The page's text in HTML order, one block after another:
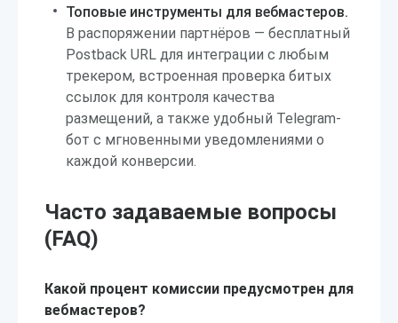
Топовые инструменты для вебмастеров.
В распоряжении партнёров — бесплатный
Postback URL для интеграции с любым
трекером, встроенная проверка битых
ссылок для контроля качества
размещений, а также удобный Telegram-
бот с мгновенными уведомлениями о
каждой конверсии.
Часто задаваемые вопросы
(FAQ)
Какой процент комиссии предусмотрен для
вебмастеров?